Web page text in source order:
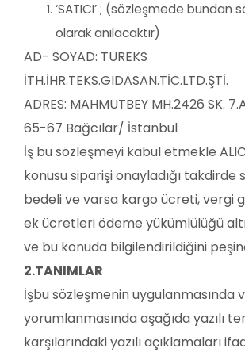
‘SATICI’ ; (sözleşmede bundan
olarak anılacaktır)
AD- SOYAD: TUREKS
İTH.İHR.TEKS.GIDASAN.TİC.LTD.ŞTİ.
ADRES: MAHMUTBEY MH.2426 SK.
65-67 Bağcılar/ İstanbul
İş bu sözleşmeyi kabul etmekle
konusu siparişi onayladığı takdirde
bedeli ve varsa kargo ücreti, vergi
ek ücretleri ödeme yükümlülüğü
ve bu konuda bilgilendirildiğini
2.TANIMLAR
İşbu sözleşmenin uygulanmasında
yorumlanmasında aşağıda yazılı
karşılarındaki yazılı açıklamaları